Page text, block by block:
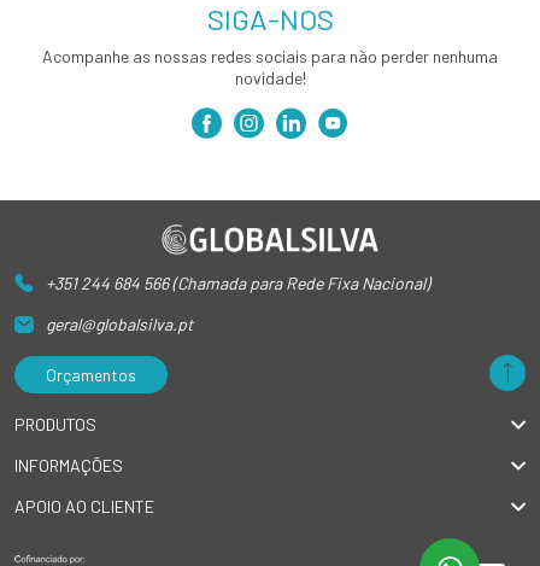
SIGA-NOS
Acompanhe as nossas redes sociais para não perder nenhuma
novidade!
+351 244 684 566 (Chamada para Rede Fixa Nacional)
geral@globalsilva.pt
Orçamentos
PRODUTOS
INFORMAÇÕES
APOIO AO CLIENTE